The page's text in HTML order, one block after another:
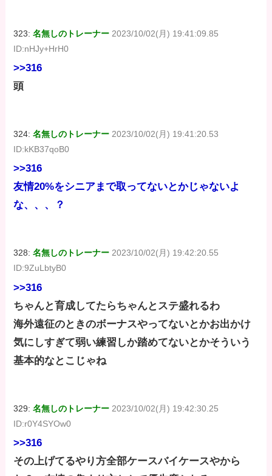
323:名無しのトレーナー 2023/10/02(月) 19:41:09.85
ID:nHJy+HrH0
>>316
頭
324:名無しのトレーナー 2023/10/02(月) 19:41:20.53
ID:kKB37qoB0
>>316
友情20%をシニアまで取ってないとかじゃないよ
な、、、？
328:名無しのトレーナー 2023/10/02(月) 19:42:20.55
ID:9ZuLbtyB0
>>316
ちゃんと育成してたらちゃんとステ盛れるわ
海外遠征のときのボーナスやってないとかお出かけ
気にしすぎて弱い練習しか踏めてないとかそういう
基本的なとこじゃね
329:名無しのトレーナー 2023/10/02(月) 19:42:30.25
ID:r0Y4SYOw0
>>316
その上げてるやり方全部ケースバイケースやから